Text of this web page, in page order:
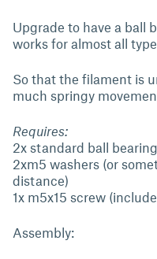
Upgrade to have a ball
works for almost all
So that the filament is
much springy
Requires:
2x standard ball
2xm5 washers (or
distance)
1x m5x15 screw
Assembly: